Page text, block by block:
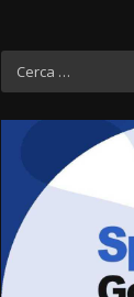
Ricerca
per: